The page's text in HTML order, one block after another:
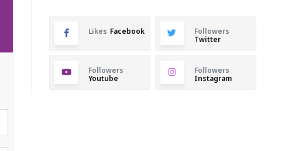
Likes Facebook
Followers
Twitter
Followers
Youtube
Followers
Instagram